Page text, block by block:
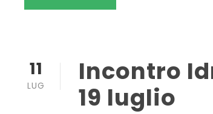
11
LUG
Incontro
19 luglio